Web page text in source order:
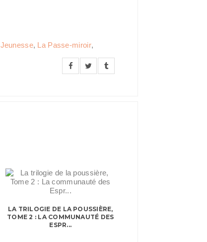
Jeunesse, La Passe-miroir,
LA TRILOGIE DE LA POUSSIÈRE,
TOME 2 : LA COMMUNAUTÉ DES
ESPR...